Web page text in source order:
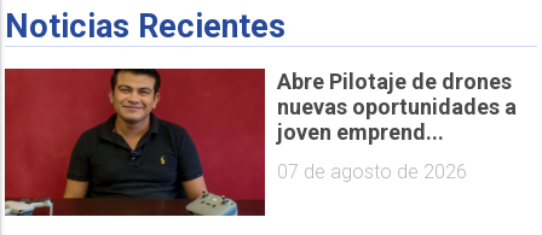
Noticias Recientes
Abre Pilotaje de drones
nuevas oportunidades a
joven emprend...
07 de agosto de 2026